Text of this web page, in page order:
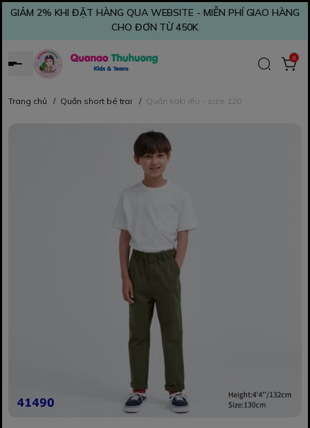
GIẢM 2% KHI ĐẶT HÀNG QUA WEBSITE - MIỄN PHÍ GIAO HÀNG
CHO ĐƠN TỪ 450K
0
Trang chủ / Quần short bé trai / Quần kaki rêu - size 120